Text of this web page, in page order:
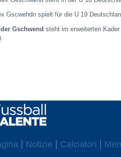
Gscwehdn spielt für die U 19
Gschwend steht im erweiterten
Notizie Calciatori